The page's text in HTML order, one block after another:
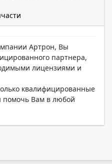
Артрон, Вы
партнера,
лицензиями и
квалифицированные
помочь Вам в любой